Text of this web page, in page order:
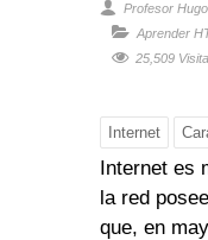
Profesor
Aprender
25,509
Internet
Internet es
la red
que, en